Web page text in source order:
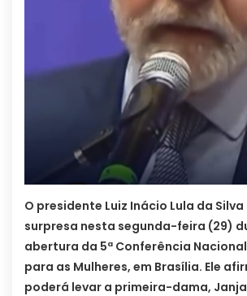
O presidente Luiz Inácio Lula da
surpresa nesta segunda-feira (29)
abertura da 5ª Conferência
para as Mulheres, em Brasília. Ele
poderá levar a primeira-dama, Janja